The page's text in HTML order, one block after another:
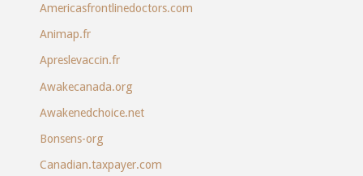
Americasfrontlinedoctors.com
Animap.fr
Apreslevaccin.fr
Awakecanada.org
Awakenedchoice.net
Bonsens-org
Canadian.taxpayer.com